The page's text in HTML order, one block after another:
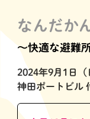
なんだか
〜快適な避難
2024年9月1日
神田ポートビル